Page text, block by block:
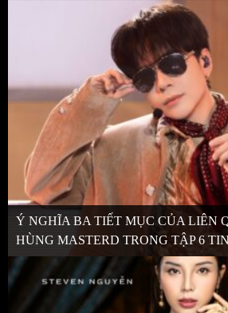
Ý NGHĨA BA TIẾT MỤC CỦA LIÊN
HÙNG MASTERD TRONG TẬP 6